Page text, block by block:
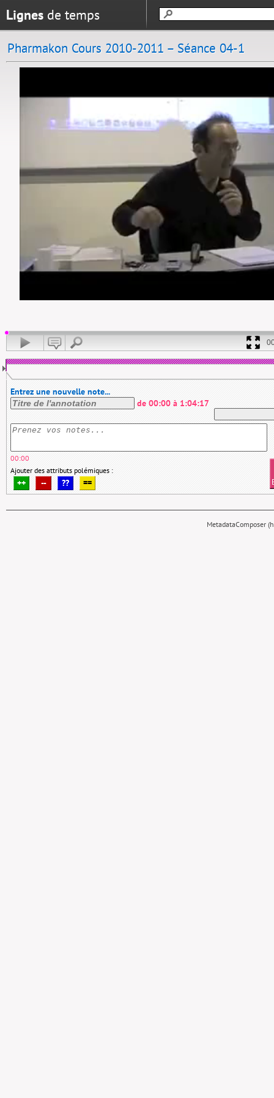
Lignes de temps
Pharmakon Cours 2010-2011 – Séance 04-1
Entrez une nouvelle note...
de 00:00 à 1:04:17
00:00
Ajouter des attributs polémiques :
++ -- ?? ==
MetadataComposer